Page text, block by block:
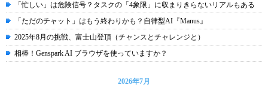
「忙しい」は危険信号？タスクの「4象限」に収まりきらないリアルもある
「ただのチャット」はもう終わりかも？自律型AI『Manus』
2025年8月の挑戦、富士山登頂（チャンスとチャレンジと）
相棒！Genspark AI ブラウザを使っていますか？
2026年7月